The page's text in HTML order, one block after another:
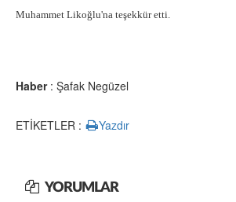
Muhammet Likoğlu'na teşekkür etti.
Haber: Şafak Negüzel
ETİKETLER : Yazdır
YORUMLAR